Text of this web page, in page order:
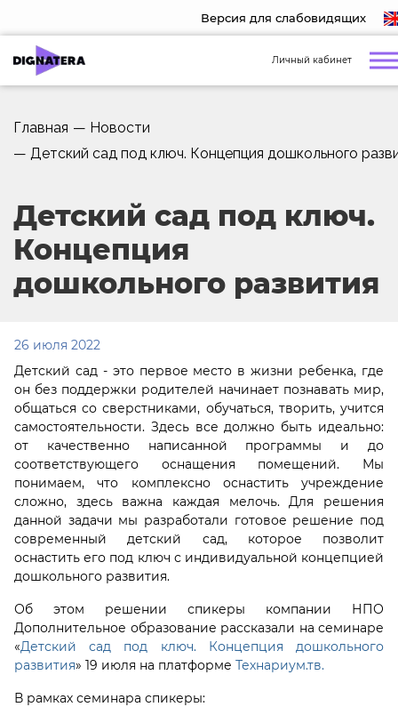
Версия для слабовидящих
Личный кабинет
Главная — Новости
— Детский сад под ключ. Концепция дошкольного
Детский сад под ключ.
Концепция
дошкольного развития
26 июля 2022
Детский сад - это первое место в жизни ребенка, где
он без поддержки родителей начинает познавать мир,
общаться со сверстниками, обучаться, творить, учится
самостоятельности. Здесь все должно быть идеально:
от качественно написанной программы и до
соответствующего оснащения помещений. Мы
понимаем, что комплексно оснастить учреждение
сложно, здесь важна каждая мелочь. Для решения
данной задачи мы разработали готовое решение под
современный детский сад, которое позволит
оснастить его под ключ с индивидуальной концепцией
дошкольного развития.
Об этом решении спикеры компании НПО
Дополнительное образование рассказали на семинаре
«Детский сад под ключ. Концепция дошкольного
развития» 19 июля на платформе Технариум.тв.
В рамках семинара спикеры: